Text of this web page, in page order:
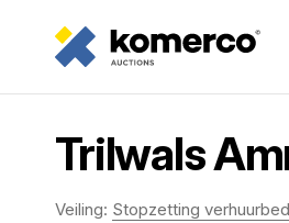
Trilwals
Veiling: Stopzetting